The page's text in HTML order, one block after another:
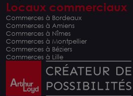
Locaux commerciaux
Commerces à Bordeaux
Commerces à Amiens
Commerces à Nîmes
Commerces à Montpellier
Commerces à Béziers
Commerces à Lille